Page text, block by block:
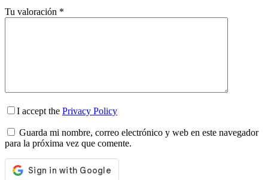
Tu valoración *
I accept the Privacy Policy
Guarda mi nombre, correo electrónico y web en este navegador
para la próxima vez que comente.